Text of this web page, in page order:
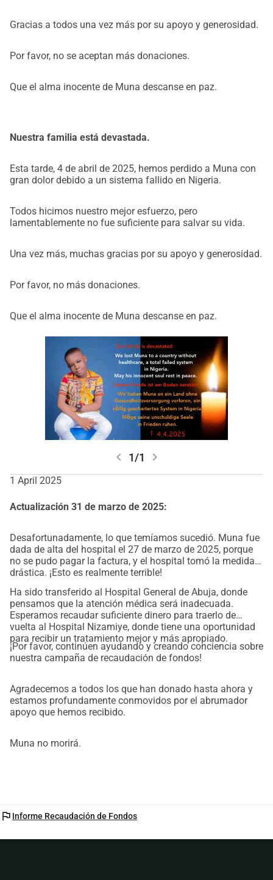
en sus oraciones.
Khadija, Raphael, Shedrach, Sonia, Clemens, Lena, Niki,
uzomaah@yahoo.com, +436607369050 (WhatsApp)
Gracias a todos una vez más por su apoyo y generosidad.
Por favor, no se aceptan más donaciones.
Que el alma inocente de Muna descanse en paz.
Nuestra familia está devastada.
Esta tarde, 4 de abril de 2025, hemos perdido a Muna con
gran dolor debido a un sistema fallido en Nigeria.
Todos hicimos nuestro mejor esfuerzo, pero
lamentablemente no fue suficiente para salvar su vida.
Una vez más, muchas gracias por su apoyo y generosidad.
Por favor, no más donaciones.
Que el alma inocente de Muna descanse en paz.
chevron_left 1/1 chevron_right
1 April 2025
Actualización 31 de marzo de 2025:
Desafortunadamente, lo que temíamos sucedió. Muna fue
dada de alta del hospital el 27 de marzo de 2025, porque
no se pudo pagar la factura, y el hospital tomó la medida
drástica. ¡Esto es realmente terrible!
Ha sido transferido al Hospital General de Abuja, donde
pensamos que la atención médica será inadecuada.
Esperamos recaudar suficiente dinero para traerlo de
vuelta al Hospital Nizamiye, donde tiene una oportunidad
para recibir un tratamiento mejor y más apropiado.
¡Por favor, continúen ayudando y creando conciencia sobre
nuestra campaña de recaudación de fondos!
Agradecemos a todos los que han donado hasta ahora y
estamos profundamente conmovidos por el abrumador
apoyo que hemos recibido.
Muna no morirá.
flag Informe Recaudación de Fondos